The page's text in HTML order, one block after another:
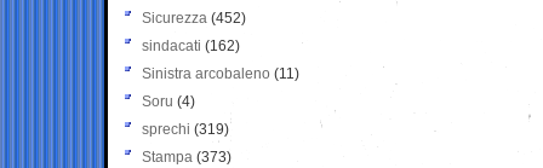
Sicurezza (452)
sindacati (162)
Sinistra arcobaleno (11)
Soru (4)
sprechi (319)
Stampa (373)